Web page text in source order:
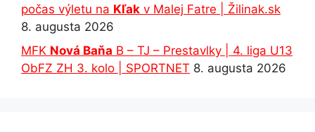
počas výletu na Kľak v Malej Fatre | Žilinak.sk
8. augusta 2026
MFK Nová Baňa B – TJ – Prestavlky | 4. liga U13
ObFZ ZH 3. kolo | SPORTNET 8. augusta 2026